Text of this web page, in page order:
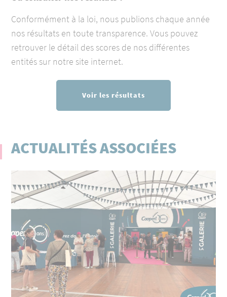
Conformément à la loi, nous publions chaque année
nos résultats en toute transparence. Vous pouvez
retrouver le détail des scores de nos différentes
entités sur notre site internet.
Voir les résultats
ACTUALITÉS ASSOCIÉES